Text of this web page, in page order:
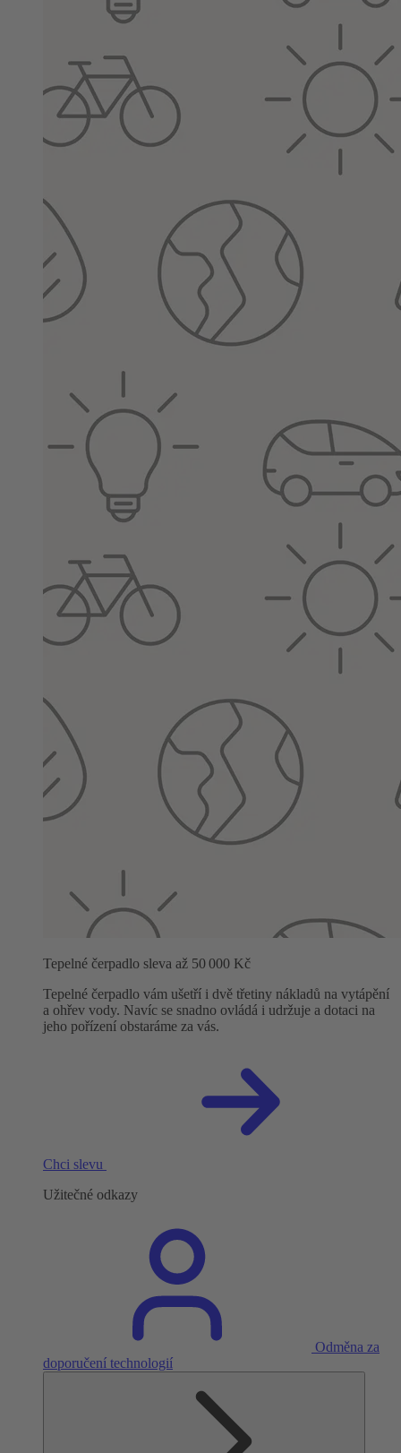
Tepelné čerpadlo sleva až 50 000 Kč
Tepelné čerpadlo vám ušetří i dvě třetiny nákladů na vytápění
a ohřev vody. Navíc se snadno ovládá i udržuje a dotaci na
jeho pořízení obstaráme za vás.
Chci slevu
Užitečné odkazy
Odměna za
doporučení technologií